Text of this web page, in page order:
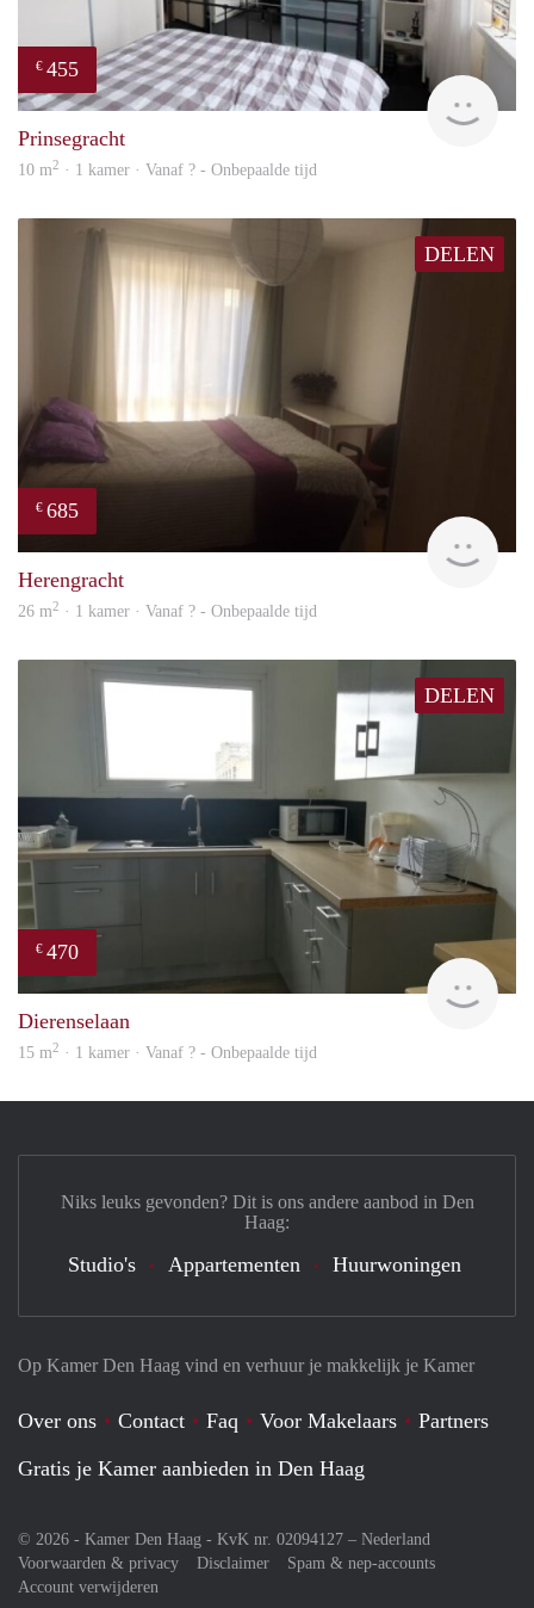
€ 455
Prinsegracht
10 m2 · 1 kamer · Vanaf ? - Onbepaalde tijd
DELEN
€ 685
Herengracht
26 m2 · 1 kamer · Vanaf ? - Onbepaalde tijd
DELEN
€ 470
Dierenselaan
15 m2 · 1 kamer · Vanaf ? - Onbepaalde tijd
Op Kamer Den Haag vind en verhuur je makkelijk je Kamer
Over ons Contact Faq Voor Makelaars
Partners
Gratis je Kamer aanbieden in Den Haag
© 2026 - Kamer Den Haag - KvK nr. 02094127 – Nederland
Voorwaarden & privacy
Disclaimer
Spam & nep-accounts
Account verwijderen
Niks leuks gevonden? Dit is ons andere aanbod in Den
Haag:
Studio's Appartementen Huurwoningen